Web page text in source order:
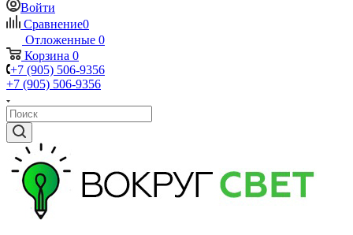
Войти
Сравнение0
Отложенные 0
Корзина 0
+7 (905) 506-9356
+7 (905) 506-9356